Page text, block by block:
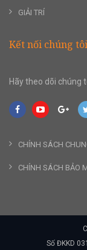
GIẢI TRÍ
Kết nối chúng tôi
Hãy theo dõi chúng
CHÍNH SÁCH
CHÍNH SÁCH BẢO
Số ĐKKD